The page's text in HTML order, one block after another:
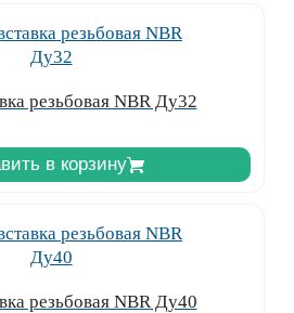
резьбовая NBR Ду32
в корзину
резьбовая NBR Ду40